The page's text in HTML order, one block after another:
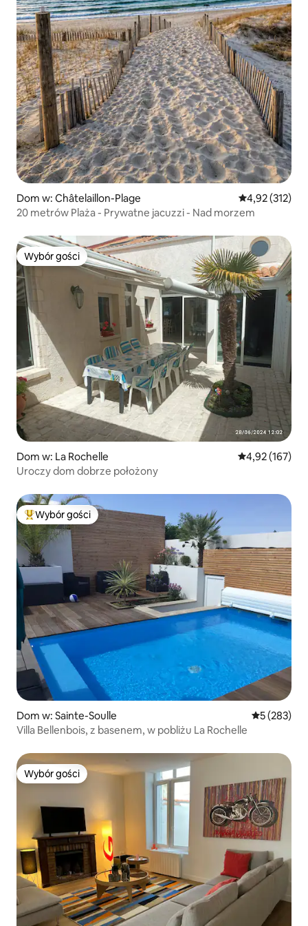
Dom w: Châtelaillon-Plage Średnia
4,92 (312)
20 metrów Plaża - Prywatne jacuzzi - Nad morzem
Wybór gości
Wybór gości
Dom w: La Rochelle Średnia
4,92 (167)
Uroczy dom dobrze położony
Najpopularniejsze z kategorii Wybór gości
Wybór gości
Dom w: Sainte-Soulle Średnia
5 (283)
Villa Bellenbois, z basenem, w pobliżu La Rochelle
Wybór gości
Wybór gości